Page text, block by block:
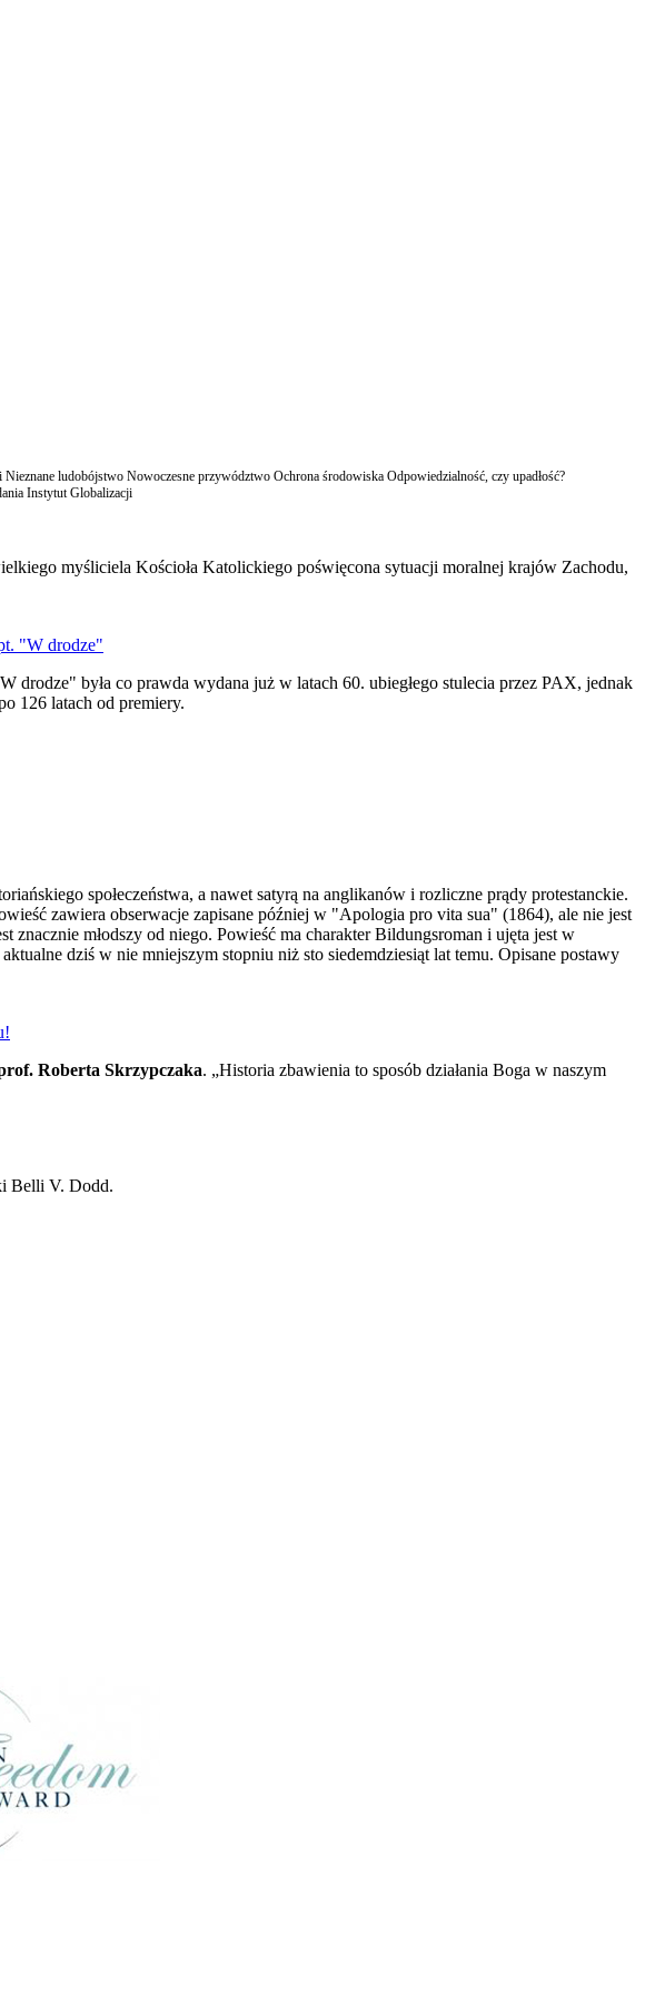
ludobójstwo Nowoczesne przywództwo Ochrona środowiska Odpowiedzialność, czy upadłość?
Instytut Globalizacji
myśliciela Kościoła Katolickiego poświęcona sytuacji moralnej krajów Zachodu,
"W drodze"
była co prawda wydana już w latach 60. ubiegłego stulecia przez PAX, jednak
126 latach od premiery.
społeczeństwa, a nawet satyrą na anglikanów i rozliczne prądy protestanckie.
zawiera obserwacje zapisane później w "Apologia pro vita sua" (1864), ale nie jest
młodszy od niego. Powieść ma charakter Bildungsroman i ujęta jest w
dziś w nie mniejszym stopniu niż sto siedemdziesiąt lat temu. Opisane postawy
Roberta Skrzypczaka. „Historia zbawienia to sposób działania Boga w naszym
Belli V. Dodd.